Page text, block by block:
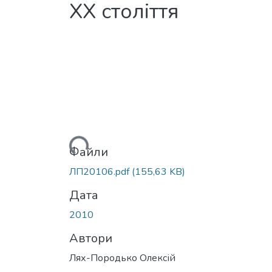
XX століття
Вантажиться...Файли
ЛП20106.pdf(155,63 KB)
Дата
2010
Автори
Лях-Породько Олексій